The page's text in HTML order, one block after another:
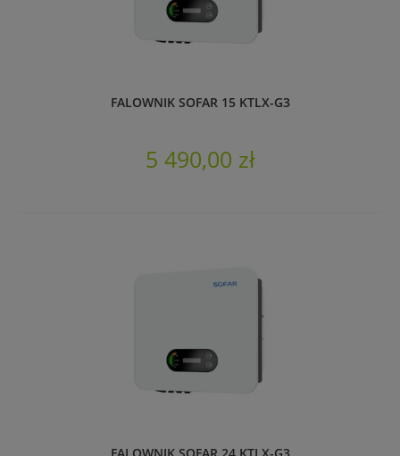
FALOWNIK SOFAR 15 KTLX-G3
5 490,00 zł
FALOWNIK SOFAR 24 KTLX-G3